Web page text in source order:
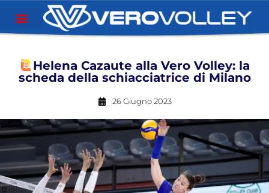
Helena Cazaute alla Vero Volley: la
scheda della schiacciatrice di Milano
26 Giugno 2023